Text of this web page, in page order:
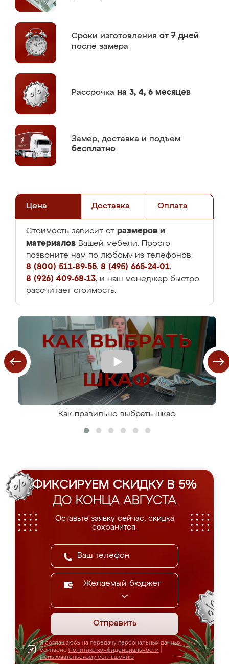
Сроки изготовления от 7 дней
после замера
Рассрочка на 3, 4, 6 месяцев
Замер, доставка и подъем
бесплатно
Цена Доставка Оплата
Стоимость зависит от размеров и
материалов Вашей мебели. Просто
позвоните нам по любому из телефонов:
8 (800) 511-89-55, 8 (495) 665-24-01,
8 (926) 409-68-13, и наш менеджер быстро
рассчитает стоимость.
Как правильно выбрать шкаф
ФИКСИРУЕМ СКИДКУ В 5%
ДО КОНЦА АВГУСТА
Оставьте заявку сейчас, скидка
сохранится.
Желаемый бюджет
Отправить
Я соглашаюсь на передачу персональных данных
согласно Политике конфиденциальности
Пользовательскому соглашению